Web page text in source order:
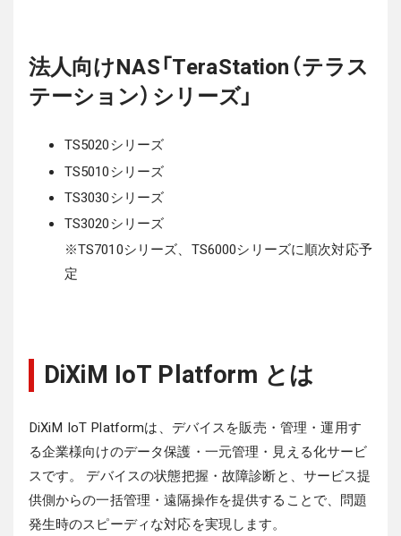
法人向けNAS「TeraStation（テラス
テーション）シリーズ」
TS5020シリーズ
TS5010シリーズ
TS3030シリーズ
TS3020シリーズ
※TS7010シリーズ、TS6000シリーズに順次対応予
定
DiXiM IoT Platform とは
DiXiM IoT Platformは、デバイスを販売・管理・運用す
る企業様向けのデータ保護・一元管理・見える化サービ
スです。
デバイスの状態把握・故障診断と、サービス提
供側からの一括管理・遠隔操作を提供することで、問題
発生時のスピーディな対応を実現します。